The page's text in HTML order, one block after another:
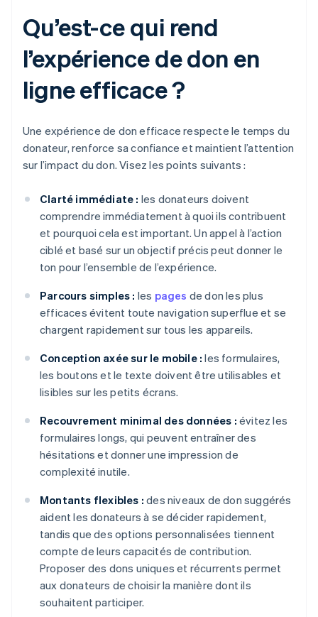
Qu’est-ce qui rend
l’expérience de don en
ligne efficace ?
Une expérience de don efficace respecte le temps du
donateur, renforce sa confiance et maintient l’attention
sur l’impact du don. Visez les points suivants :
Clarté immédiate : les donateurs doivent
comprendre immédiatement à quoi ils contribuent
et pourquoi cela est important. Un appel à l’action
ciblé et basé sur un objectif précis peut donner le
ton pour l’ensemble de l’expérience.
Parcours simples : les pages de don les plus
efficaces évitent toute navigation superflue et se
chargent rapidement sur tous les appareils.
Conception axée sur le mobile : les formulaires,
les boutons et le texte doivent être utilisables et
lisibles sur les petits écrans.
Recouvrement minimal des données : évitez les
formulaires longs, qui peuvent entraîner des
hésitations et donner une impression de
complexité inutile.
Montants flexibles : des niveaux de don suggérés
aident les donateurs à se décider rapidement,
tandis que des options personnalisées tiennent
compte de leurs capacités de contribution.
Proposer des dons uniques et récurrents permet
aux donateurs de choisir la manière dont ils
souhaitent participer.